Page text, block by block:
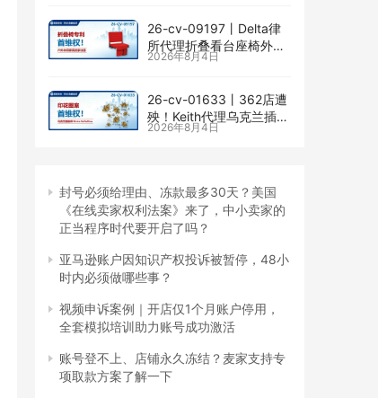
全面来袭
26-cv-09197㇑Delta律
所代理折叠看台座椅外观
专利维权，11个亚马逊卖
2026年8月4日
26-cv-01633㇑362店遭
殃！Keith代理乌克兰插画
师Elvira Safiullina四款版
2026年8月4日
封号必须给理由、冻款最多30天？美国
《在线卖家权利法案》来了，中小卖家的
正当程序时代要开启了吗？
亚马逊账户因知识产权投诉被暂停，48小
时内必须做哪些事？
视频申诉案例｜开店仅1个月账户停用，
全套模拟培训助力账号成功激活
账号登不上、店铺永久冻结？麦家支持专
项取款方案了解一下